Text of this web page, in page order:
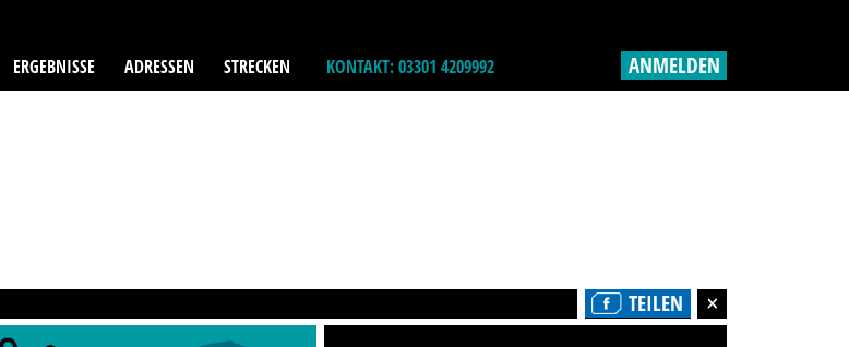
ERGEBNISSE ADRESSEN STRECKEN KONTAKT: 03301 4209992 ANMELDEN
TEILEN